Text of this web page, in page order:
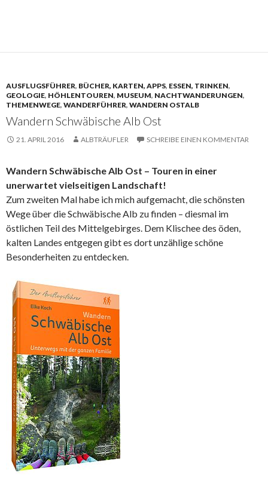
AUSFLUGSFÜHRER, BÜCHER, KARTEN, APPS, ESSEN, TRINKEN,
GEOLOGIE, HÖHLENTOUREN, MUSEUM, NACHTWANDERUNGEN,
THEMENWEGE, WANDERFÜHRER, WANDERN OSTALB
Wandern Schwäbische Alb Ost
21. APRIL 2016 ALBTRÄUFLER SCHREIBE EINEN KOMMENTAR
Wandern Schwäbische Alb Ost – Touren in einer
unerwartet vielseitigen Landschaft!
Zum zweiten Mal habe ich mich aufgemacht, die schönsten
Wege über die Schwäbische Alb zu finden – diesmal im
östlichen Teil des Mittelgebirges. Dem Klischee des öden,
kalten Landes entgegen gibt es dort unzählige schöne
Besonderheiten zu entdecken.